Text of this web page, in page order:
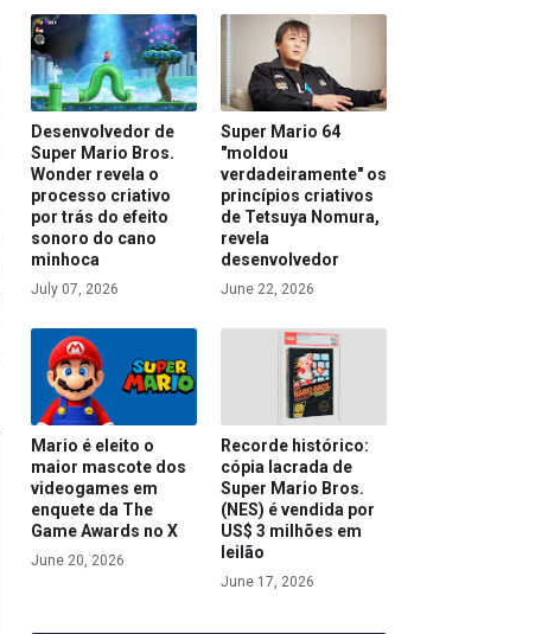
Desenvolvedor de
Super Mario Bros.
Wonder revela o
processo criativo
por trás do efeito
sonoro do cano
minhoca
July 07, 2026
Super Mario 64
"moldou
verdadeiramente" os
princípios criativos
de Tetsuya Nomura,
revela
desenvolvedor
June 22, 2026
Mario é eleito o
maior mascote dos
videogames em
enquete da The
Game Awards no X
June 20, 2026
Recorde histórico:
cópia lacrada de
Super Mario Bros.
(NES) é vendida por
US$ 3 milhões em
leilão
June 17, 2026